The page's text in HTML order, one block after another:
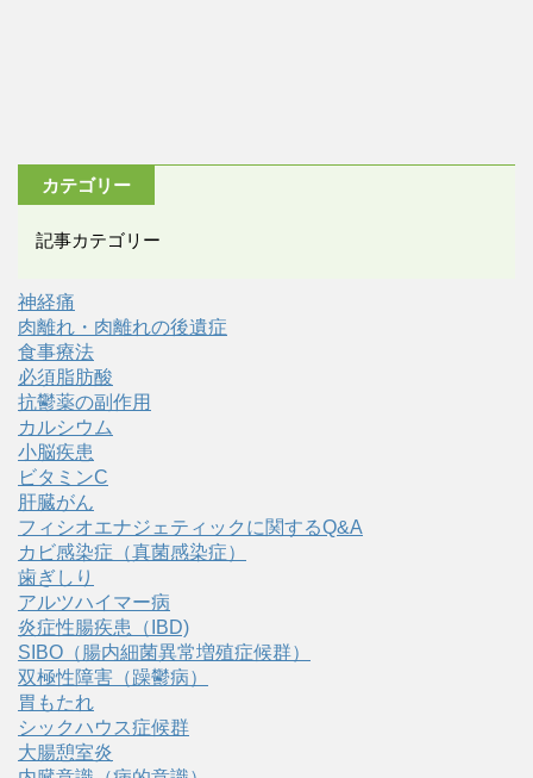
カテゴリー
記事カテゴリー
神経痛
肉離れ・肉離れの後遺症
食事療法
必須脂肪酸
抗鬱薬の副作用
カルシウム
小脳疾患
ビタミンC
肝臓がん
フィシオエナジェティックに関するQ&A
カビ感染症（真菌感染症）
歯ぎしり
アルツハイマー病
炎症性腸疾患（IBD)
SIBO（腸内細菌異常増殖症候群）
双極性障害（躁鬱病）
胃もたれ
シックハウス症候群
大腸憩室炎